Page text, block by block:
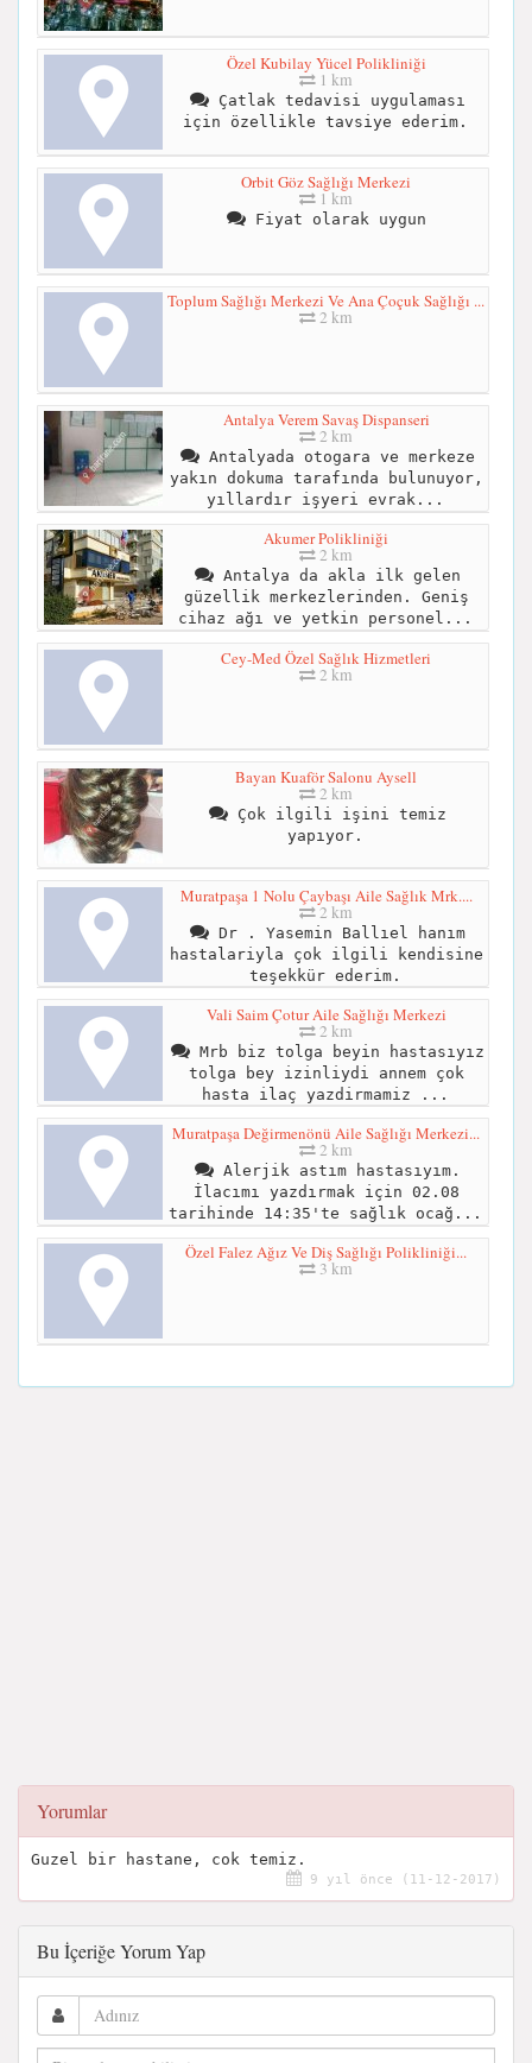
Özel Kubilay Yücel Polikliniği
1 km
Çatlak tedavisi uygulaması
için özellikle tavsiye ederim.
Orbit Göz Sağlığı Merkezi
1 km
Fiyat olarak uygun
Toplum Sağlığı Merkezi Ve Ana Çoçuk Sağlığı ...
2 km
Antalya Verem Savaş Dispanseri
2 km
Antalyada otogara ve merkeze
yakın dokuma tarafında bulunuyor,
yıllardır işyeri evrak...
Akumer Polikliniği
2 km
Antalya da akla ilk gelen
güzellik merkezlerinden. Geniş
cihaz ağı ve yetkin personel...
Cey-Med Özel Sağlık Hizmetleri
2 km
Bayan Kuaför Salonu Aysell
2 km
Çok ilgili işini temiz
yapıyor.
Muratpaşa 1 Nolu Çaybaşı Aile Sağlık Mrk....
2 km
Dr . Yasemin Ballıel hanım
hastalariyla çok ilgili kendisine
teşekkür ederim.
Vali Saim Çotur Aile Sağlığı Merkezi
2 km
Mrb biz tolga beyin hastasıyız
tolga bey izinliydi annem çok
hasta ilaç yazdirmamiz ...
Muratpaşa Değirmenönü Aile Sağlığı Merkezi...
2 km
Alerjik astım hastasıyım.
İlacımı yazdırmak için 02.08
tarihinde 14:35'te sağlık ocağ...
Özel Falez Ağız Ve Diş Sağlığı Polikliniği...
3 km
Yorumlar
Guzel bir hastane, cok temiz.
9 yıl önce (11-12-2017)
Bu İçeriğe Yorum Yap